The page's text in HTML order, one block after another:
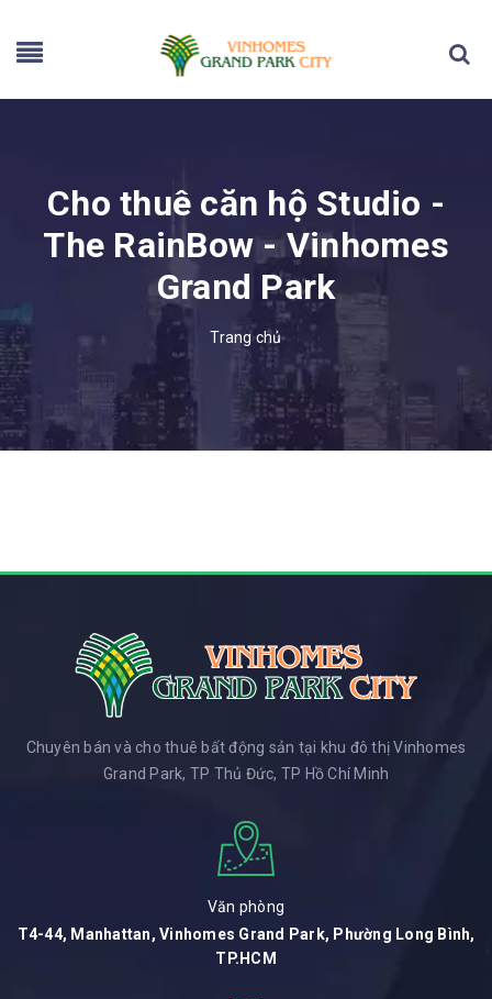
Cho thuê căn hộ Studio -
The RainBow - Vinhomes
Grand Park
Trang chủ
Chuyên bán và cho thuê bất động sản tại khu đô thị Vinhomes
Grand Park, TP Thủ Đức, TP Hồ Chí Minh
Văn phòng
T4-44, Manhattan, Vinhomes Grand Park, Phường Long Bình,
TP.HCM